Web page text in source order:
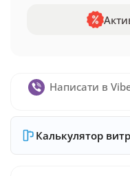
Написати в
Калькулятор